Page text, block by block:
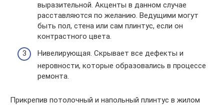
выразительной. Акценты в данном случае
расставляются по желанию. Ведущими могут
быть пол, стена или сам плинтус, если он
контрастного цвета.
Нивелирующая. Скрывает все дефекты и
неровности, которые образовались в процессе
ремонта.
Прикрепив потолочный и напольный плинтус в жилом